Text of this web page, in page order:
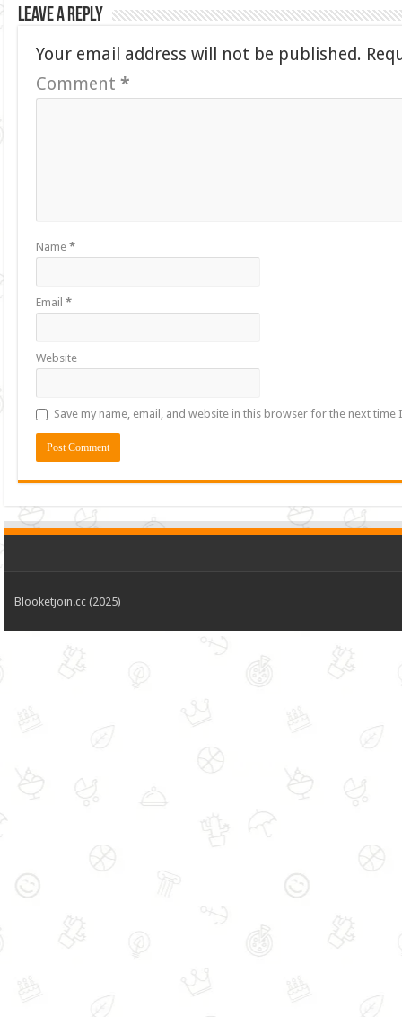
Leave a Reply
Your email address will not be published.
Comment*
Name*
Email*
Website
Save my name, email, and website in this browser for the next time
Blooketjoin.cc (2025)